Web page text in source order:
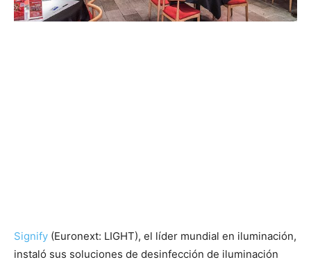
Signify (Euronext: LIGHT), el líder mundial en iluminación,
instaló sus soluciones de desinfección de iluminación